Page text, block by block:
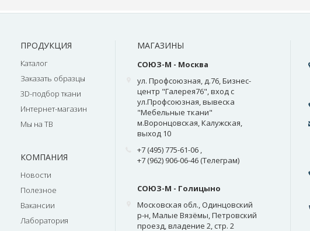
ПРОДУКЦИЯ
Каталог
Заказать образцы
3D-подбор ткани
Интернет-магазин
Мы на ТВ
КОМПАНИЯ
Новости
Полезное
Вакансии
Лаборатория
МАГАЗИНЫ
СОЮЗ-М - Москва
ул. Профсоюзная, д.76, Бизнес-
центр "Галерея76", вход с
ул.Профсоюзная, вывеска
"Мебельные ткани"
м.Воронцовская, Калужская,
выход 10
+7 (495) 775-61-06 ,
+7 (962) 906-06-46 (Телеграм)
СОЮЗ-М - Голицыно
Московская обл., Одинцовский
р-н, Малые Вязёмы, Петровский
проезд, владение 2, стр. 2